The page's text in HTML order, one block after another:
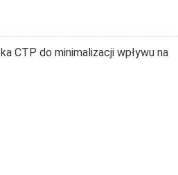
CTP do minimalizacji wpływu na